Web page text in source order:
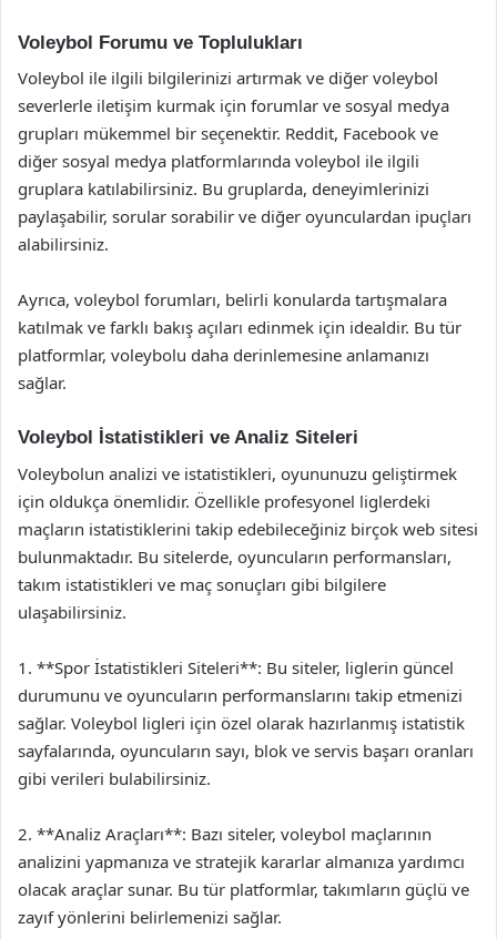
Voleybol Forumu ve Toplulukları
Voleybol ile ilgili bilgilerinizi artırmak ve diğer voleybol
severlerle iletişim kurmak için forumlar ve sosyal medya
grupları mükemmel bir seçenektir. Reddit, Facebook ve
diğer sosyal medya platformlarında voleybol ile ilgili
gruplara katılabilirsiniz. Bu gruplarda, deneyimlerinizi
paylaşabilir, sorular sorabilir ve diğer oyunculardan ipuçları
alabilirsiniz.
Ayrıca, voleybol forumları, belirli konularda tartışmalara
katılmak ve farklı bakış açıları edinmek için idealdir. Bu tür
platformlar, voleybolu daha derinlemesine anlamanızı
sağlar.
Voleybol İstatistikleri ve Analiz Siteleri
Voleybolun analizi ve istatistikleri, oyununuzu geliştirmek
için oldukça önemlidir. Özellikle profesyonel liglerdeki
maçların istatistiklerini takip edebileceğiniz birçok web sitesi
bulunmaktadır. Bu sitelerde, oyuncuların performansları,
takım istatistikleri ve maç sonuçları gibi bilgilere
ulaşabilirsiniz.
1. **Spor İstatistikleri Siteleri**: Bu siteler, liglerin güncel
durumunu ve oyuncuların performanslarını takip etmenizi
sağlar. Voleybol ligleri için özel olarak hazırlanmış istatistik
sayfalarında, oyuncuların sayı, blok ve servis başarı oranları
gibi verileri bulabilirsiniz.
2. **Analiz Araçları**: Bazı siteler, voleybol maçlarının
analizini yapmanıza ve stratejik kararlar almanıza yardımcı
olacak araçlar sunar. Bu tür platformlar, takımların güçlü ve
zayıf yönlerini belirlemenizi sağlar.